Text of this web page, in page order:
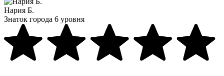
Нария Б.
Знаток города 6 уровня